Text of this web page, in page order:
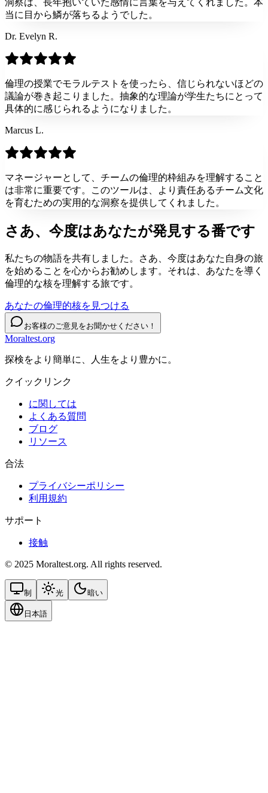
洞察は、長年抱いていた感情に言葉を与えてくれました。本
当に目から鱗が落ちるようでした。
Dr. Evelyn R.
倫理の授業でモラルテストを使ったら、信じられないほどの
議論が巻き起こりました。抽象的な理論が学生たちにとって
具体的に感じられるようになりました。
Marcus L.
マネージャーとして、チームの倫理的枠組みを理解すること
は非常に重要です。このツールは、より責任あるチーム文化
を育むための実用的な洞察を提供してくれました。
さあ、今度はあなたが発見する番です
私たちの物語を共有しました。さあ、今度はあなた自身の旅
を始めることを心からお勧めします。それは、あなたを導く
倫理的な核を理解する旅です。
あなたの倫理的核を見つける
お客様のご意見をお聞かせください！
Moraltest.org
探検をより簡単に、人生をより豊かに。
クイックリンク
に関しては
よくある質問
ブログ
リソース
合法
プライバシーポリシー
利用規約
サポート
接触
© 2025 Moraltest.org. All rights reserved.
制 光 暗い
日本語